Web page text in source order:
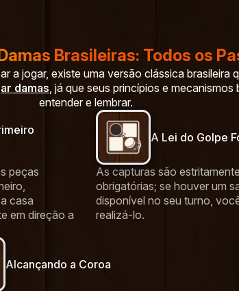
Brasileiras: Todos os
a jogar, existe uma versão clássica brasileira
damas, já que seus princípios e
entender e lembrar.
peças
casa
em direção a
A Lei do Golpe
As capturas são estritamente
obrigatórias; se houver um
disponível no seu turno,
realizá-lo.
Alcançando a Coroa